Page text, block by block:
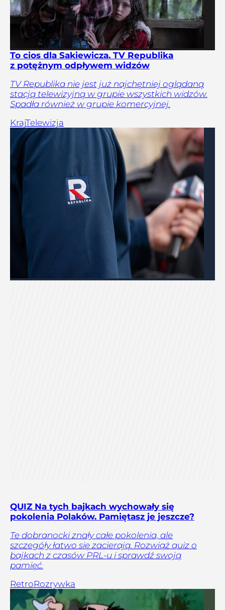
To cios dla Sakiewicza. TV Republika
z potężnym odpływem widzów
TV Republika nie jest już najchętniej oglądaną
stacją telewizyjną w grupie wszystkich widzów.
Spadła również w grupie komercyjnej.
KrajTelewizja
QUIZ Na tych bajkach wychowały się
pokolenia Polaków. Pamiętasz je jeszcze?
Te dobranocki znały całe pokolenia, ale
szczegóły łatwo się zacierają. Rozwiąż quiz o
bajkach z czasów PRL-u i sprawdź swoją
pamięć.
RetroRozrywka